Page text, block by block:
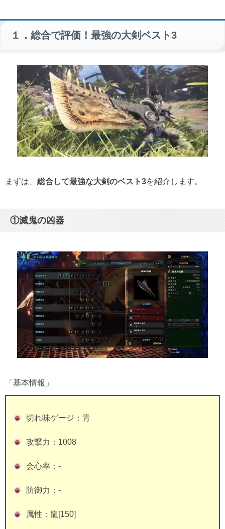
②ジャグラスハッカーⅢ
③モンストロの憤怒
①【無属性】の最強大剣
②【火属性】の最強大剣
③【水属性】の最強大剣
④【雷属性】の最強大剣
⑤【氷属性】の最強大剣
⑧【麻痺属性】の最強大剣
１．総合で評価！最強の大剣ベスト3
まずは、 総合して最強な大剣のベスト3を紹介します。
①滅鬼の凶器
「基本情報」
切れ味ゲージ：青
攻撃力：1008
会心率：-
防御力：-
属性：龍[150]